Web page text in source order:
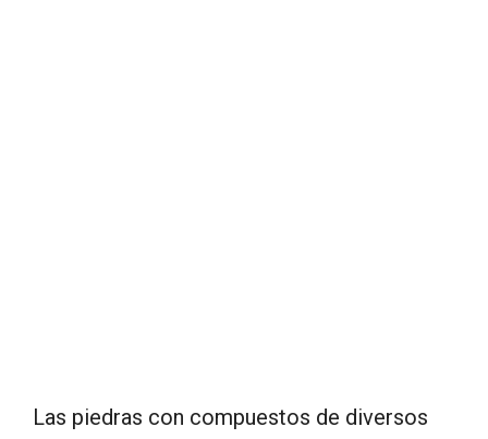
Las piedras con compuestos de diversos